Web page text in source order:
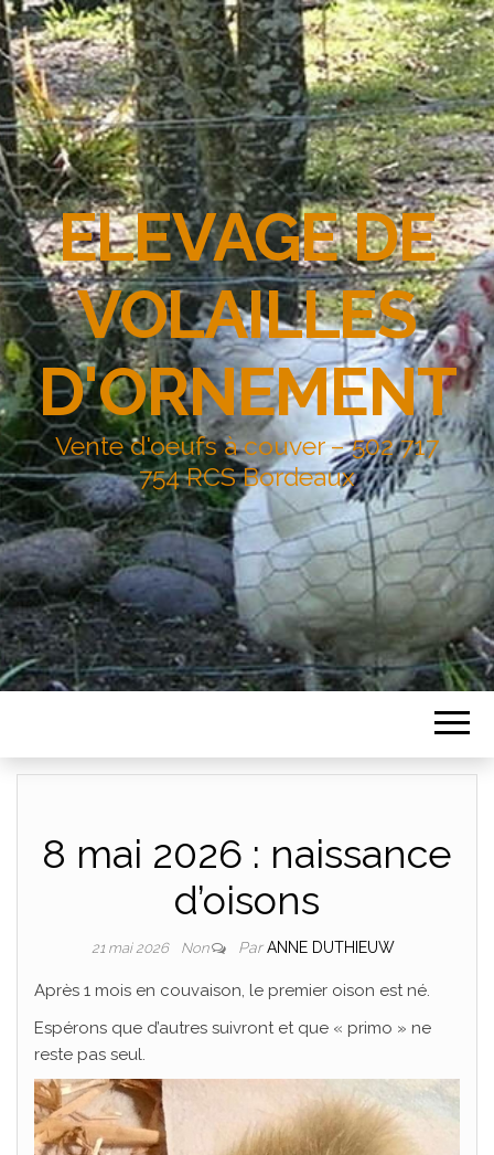
ELEVAGE DE
VOLAILLES
D'ORNEMENT
Vente d'oeufs à couver – 502 717
754 RCS Bordeaux
8 mai 2026 : naissance
d’oisons
21 mai 2026 Non ParANNE DUTHIEUW
Après 1 mois en couvaison, le premier oison est né.
Espérons que d’autres suivront et que « primo » ne
reste pas seul.